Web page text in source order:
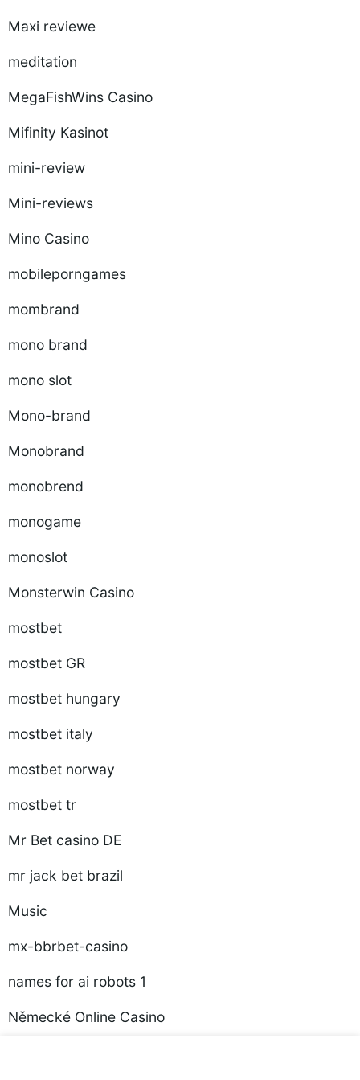
Maxi reviewe
meditation
MegaFishWins Casino
Mifinity Kasinot
mini-review
Mini-reviews
Mino Casino
mobileporngames
mombrand
mono brand
mono slot
Mono-brand
Monobrand
monobrend
monogame
monoslot
Monsterwin Casino
mostbet
mostbet GR
mostbet hungary
mostbet italy
mostbet norway
mostbet tr
Mr Bet casino DE
mr jack bet brazil
Music
mx-bbrbet-casino
names for ai robots 1
Německé Online Casino